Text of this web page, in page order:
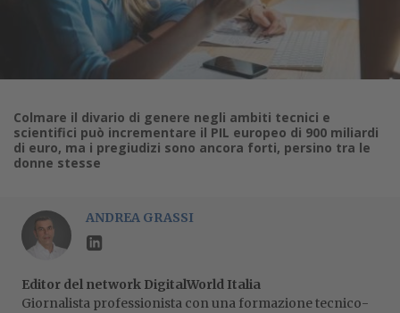
Colmare il divario di genere negli ambiti tecnici e
scientifici può incrementare il PIL europeo di 900 miliardi
di euro, ma i pregiudizi sono ancora forti, persino tra le
donne stesse
ANDREA GRASSI
Editor del network DigitalWorld Italia
Giornalista professionista con una formazione tecnico-